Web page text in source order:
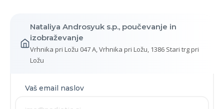
Nataliya Androsyuk s.p., poučevanje in
izobraževanje
Vrhnika pri Ložu 047 A, Vrhnika pri Ložu, 1386 Stari trg pri
Ložu
Vaš email naslov